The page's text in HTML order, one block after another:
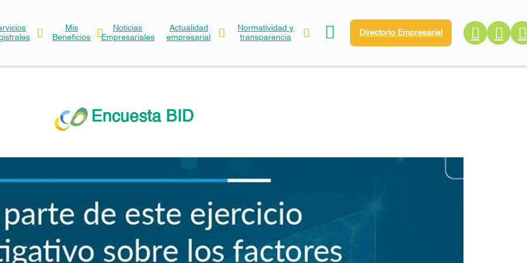
Mis
Beneficios
Noticias
Empresariales
Actualidad
empresarial
Normatividad y
transparencia
Directorio Empresarial
Encuesta BID